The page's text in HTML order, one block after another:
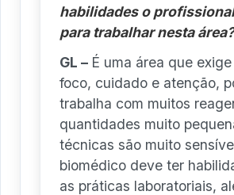
habilidades o
para trabalhar nesta área?
GL – É uma área que
foco, cuidado e atenção,
trabalha com muitos
quantidades muito
técnicas são muito
biomédico deve ter
as práticas laboratoriais,